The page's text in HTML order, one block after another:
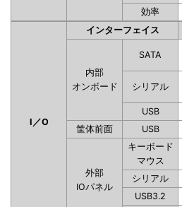
効率
I／O
インターフェイス
内部
オンボード
SATA
シリアル
USB
筐体前面
USB
外部
IOパネル
キーボード
マウス
シリアル
USB3.2